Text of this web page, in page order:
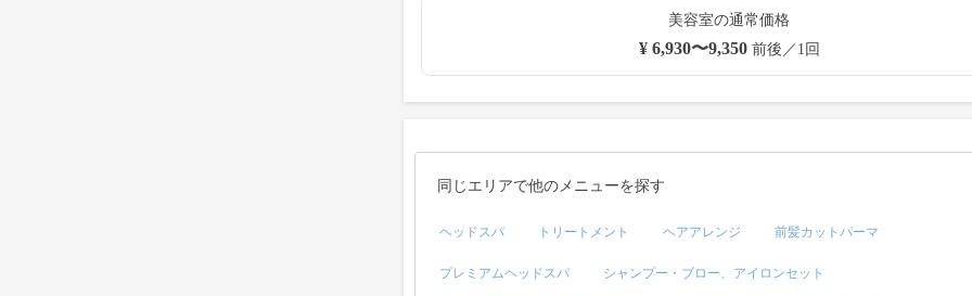
美容室の通常価格
¥ 6,930〜9,350前後／1回
同じエリアで他のメニューを探す
ヘッドスパ トリートメント ヘアアレンジ 前髪カットパーマ
プレミアムヘッドスパ シャンプー・ブロー、アイロンセット